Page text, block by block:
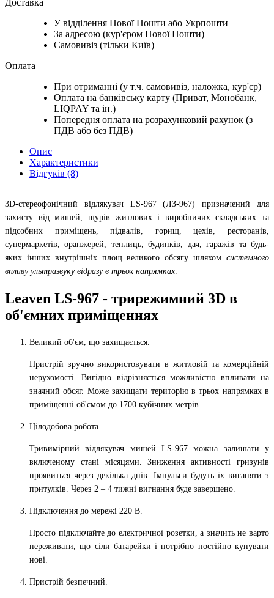
У відділення Нової Пошти або Укрпошти
За адресою (кур'єром Нової Пошти)
Самовивіз (тільки Київ)
Оплата
При отриманні (у т.ч. самовивіз, наложка, кур'єр)
Оплата на банківську карту (Приват, Монобанк,
LIQPAY та ін.)
Попередня оплата на розрахунковий рахунок (з
ПДВ або без ПДВ)
Опис
Характеристики
Відгуків (8)
3D-стереофонічний відлякувач LS-967 (ЛЗ-967) призначений для
захисту від мишей, щурів житлових і виробничих складських та
підсобних приміщень, підвалів, горищ, цехів, ресторанів,
супермаркетів, оранжерей, теплиць, будинків, дач, гаражів та будь-
яких інших внутрішніх площ великого обсягу шляхом системного
впливу ультразвуку відразу в трьох напрямках
Leaven LS-967 - трирежимний 3D в
об'ємних приміщеннях
Великий об'єм, що захищається.
Пристрій зручно використовувати в житловій та комерційній
нерухомості. Вигідно відрізняється можливістю впливати на
значний обсяг. Може захищати територію в трьох напрямках в
приміщенні об'ємом до 1700 кубічних метрів.
Цілодобова робота.
Тривимірний відлякувач мишей LS-967 можна залишати у
включеному стані місяцями. Зниження активності гризунів
проявиться через декілька днів. Імпульси будуть їх виганяти з
притулків. Через 2 – 4 тижні вигнання буде завершено.
Підключення до мережі 220 В.
Просто підключайте до електричної розетки, а значить не варто
переживати, що сіли батарейки і потрібно постійно купувати
нові.
Пристрій безпечний.